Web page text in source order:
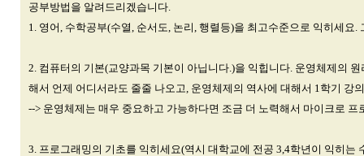
공부방법을 알려드리겠습니다.
1. 영어, 수학공부(수열, 순서도, 논리, 행렬등)을 최고수준으로 익히세요
2. 컴퓨터의 기본(교양과목 기본이 아닙니다.)을 익힙니다. 운영체제의
해서 언제 어디서라도 줄줄 나오고, 운영체제의 역사에 대해서 1학기 강
--> 운영체제는 매우 중요하고 가능하다면 조금 더 노력해서 마이크로
3. 프로그래밍의 기초를 익히세요(역시 대학교에 전공 3,4학년이 익히